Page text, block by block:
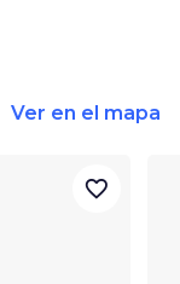
Ver en el mapa
favorite_border